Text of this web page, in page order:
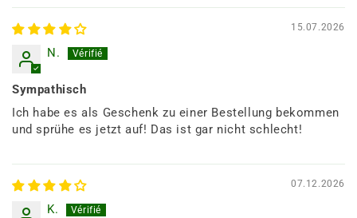
15.07.2026
N.
Sympathisch
Ich habe es als Geschenk zu einer Bestellung bekommen
und sprühe es jetzt auf! Das ist gar nicht schlecht!
07.12.2026
K.